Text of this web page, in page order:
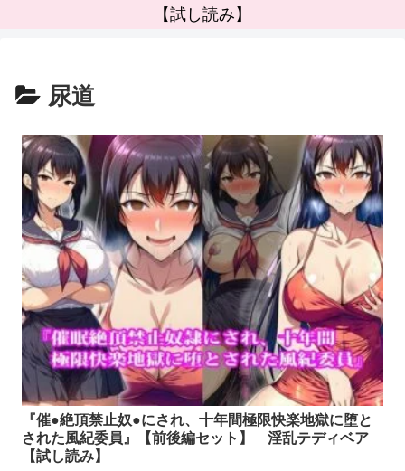
【試し読み】
尿道
『催●絶頂禁止奴●にされ、十年間極限快楽地獄に堕と
された風紀委員』【前後編セット】 淫乱テディベア
【試し読み】